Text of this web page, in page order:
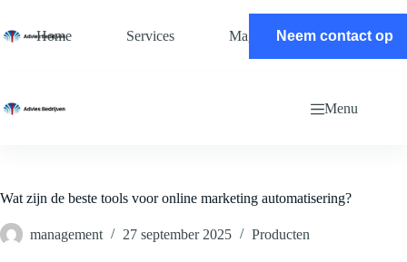
de
Home Services Magazine Contact
Neem contact op
Menu
Wat zijn de beste tools voor online marketing automatisering?
management 27 september 2025 Producten